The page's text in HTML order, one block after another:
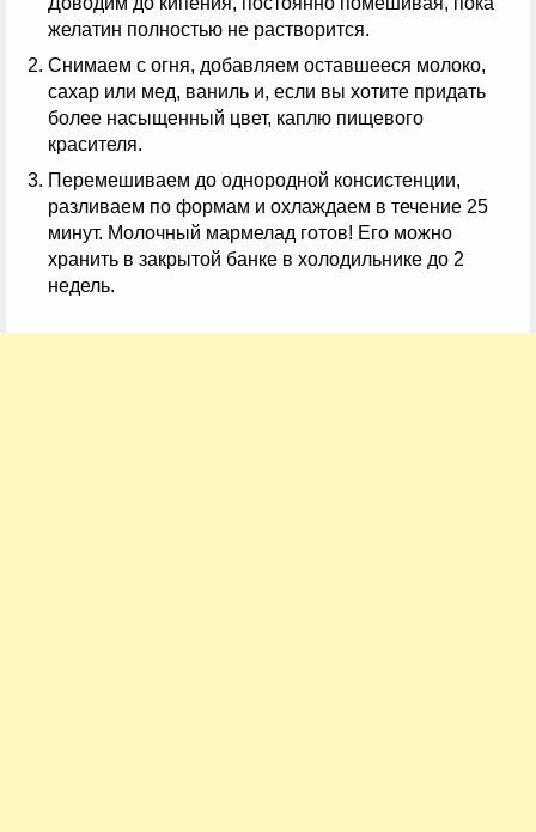
желатин полностью не растворится.
Снимаем с огня, добавляем оставшееся молоко,
сахар или мед, ваниль и, если вы хотите придать
более насыщенный цвет, каплю пищевого
красителя.
Перемешиваем до однородной консистенции,
разливаем по формам и охлаждаем в течение 25
минут. Молочный мармелад готов! Его можно
хранить в закрытой банке в холодильнике до 2
недель.